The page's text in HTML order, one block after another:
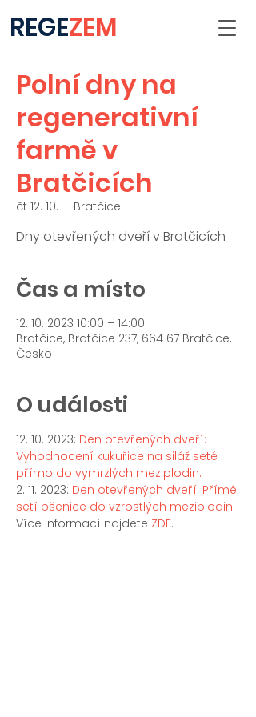
REGEZEM
Polní dny na
regenerativní
farmě v
Bratčicích
čt 12. 10. Bratčice
Dny otevřených dveří v Bratčicích
Čas a místo
12. 10. 2023 10:00 – 14:00
Bratčice, Bratčice 237, 664 67 Bratčice,
Česko
O události
12. 10. 2023: Den otevřených dveří:
Vyhodnocení kukuřice na siláž seté
přímo do vymrzlých meziplodin.
2. 11. 2023: Den otevřených dveří: Přímé
setí pšenice do vzrostlých meziplodin.
Více informací najdete ZDE.